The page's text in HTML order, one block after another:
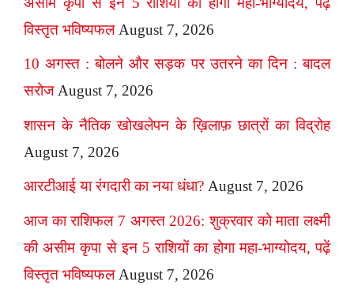
विस्तृत भविष्यफल August 7, 2026
10 अगस्त : बोलने और सड़क पर उतरने का दिन : बादल
सरोज August 7, 2026
शासन के नैतिक खोखलेपन के ख़िलाफ़ छात्रों का विद्रोह
August 7, 2026
आरटीआई या रंगदारी का नया धंधा? August 7, 2026
आज का राशिफल 7 अगस्त 2026: शुक्रवार को माता लक्ष्मी
की असीम कृपा से इन 5 राशियों का होगा महा-भाग्योदय, पढ़ें
विस्तृत भविष्यफल August 7, 2026